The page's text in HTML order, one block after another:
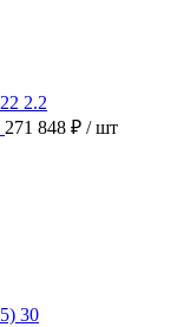
271 848 ₽ / шт